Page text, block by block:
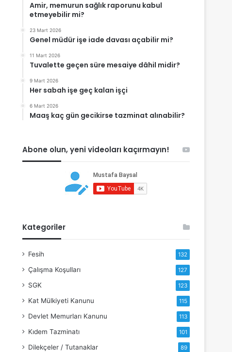
Amir, memurun sağlık raporunu kabul
etmeyebilir mi?
23 Mart 2026
Genel müdür işe iade davası açabilir mi?
11 Mart 2026
Tuvalette geçen süre mesaiye dâhil midir?
9 Mart 2026
Her sabah işe geç kalan işçi
6 Mart 2026
Maaş kaç gün gecikirse tazminat alınabilir?
Abone olun, yeni videoları kaçırmayın!
Kategoriler
Fesih 132
Çalışma Koşulları 127
SGK 123
Kat Mülkiyeti Kanunu 115
Devlet Memurları Kanunu 113
Kıdem Tazminatı 101
Dilekçeler / Tutanaklar 89